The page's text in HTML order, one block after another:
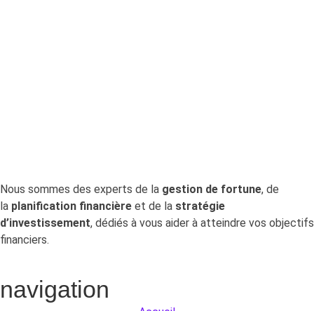
Nous sommes des experts de la gestion de fortune, de
la planification financière et de la stratégie
d’investissement, dédiés à vous aider à atteindre vos objectifs
financiers.
navigation